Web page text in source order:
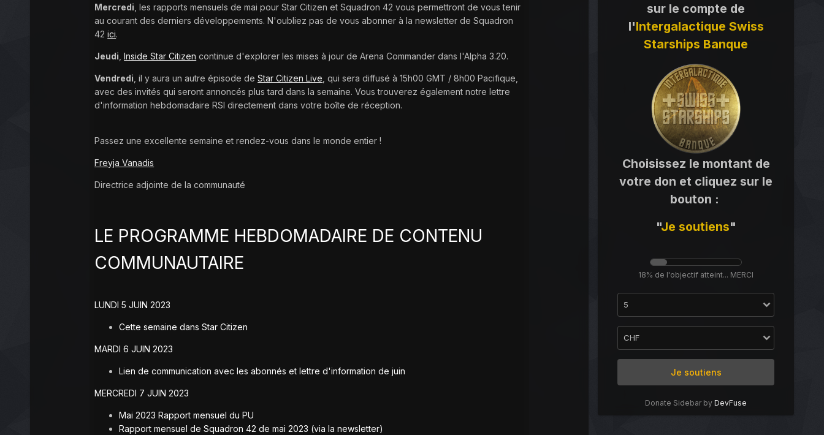
Mercredi , les rapports mensuels de mai pour Star Citizen et Squadron 42 vous permettront de vous tenir
au courant des derniers développements. N'oubliez pas de vous abonner à la newsletter de Squadron
42ici.
Jeudi ,Inside Star Citizen continue d'explorer les mises à jour de Arena Commander dans l'Alpha 3.20.
Vendredi , il y aura un autre épisode deStar Citizen Live , qui sera diffusé à 15h00 GMT / 8h00 Pacifique,
avec des invités qui seront annoncés plus tard dans la semaine. Vous trouverez également notre lettre
d'information hebdomadaire RSI directement dans votre boîte de réception.
Passez une excellente semaine et rendez-vous dans le monde entier !
Freyja Vanadis
Directrice adjointe de la communauté
LE PROGRAMME HEBDOMADAIRE DE CONTENU
COMMUNAUTAIRE
LUNDI 5 JUIN 2023
Cette semaine dans Star Citizen
MARDI 6 JUIN 2023
Lien de communication avec les abonnés et lettre d'information de juin
MERCREDI 7 JUIN 2023
Mai 2023 Rapport mensuel du PU
Rapport mensuel de Squadron 42 de mai 2023 (via la newsletter)
sur le compte de
l'Intergalactique Swiss
Starships Banque
Choisissez le montant de
votre don et cliquez sur le
bouton :
"Je soutiens"
18% de l'objectif atteint... MERCI
Je soutiens
Donate Sidebar byDevFuse